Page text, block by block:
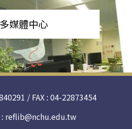
多媒體中心
/ FAX : 04-22873454
reflib@nchu.edu.tw